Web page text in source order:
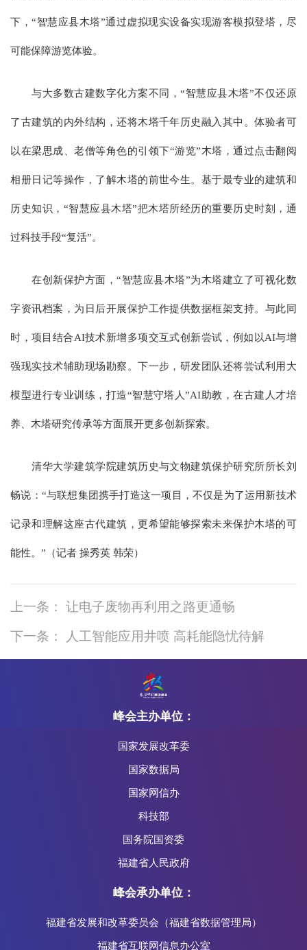
下，“智慧应县木塔”通过虚拟现实设备实现游客模拟登塔，尽
可能保障游览体验。
与大多数古建数字化方案不同，“智慧应县木塔”不仅还原
了古建筑的内外结构，还将木塔千年历史融入其中。体验者可
以在梁思成、老僧等角色的引领下“游览”木塔，通过点击翻阅
相册日记等操作，了解木塔的前世今生。基于最专业的建筑和
历史知识，“智慧应县木塔”把木塔所经历的重要历史时刻，通
过科技手段“复活”。
在创新保护方面，“智慧应县木塔”为木塔建立了可视化数
字资讯档案，为日后开展保护工作提供数据框架支持。与此同
时，项目结合AI技术新增多项交互式创新尝试，例如以AI与增
强现实技术辅助现场勘察。下一步，研发团队还将尝试利用大
模型进行专业训练，打造“智慧守塔人”AI助教，在古建人才培
养、木塔研究传承等方面展开更多创新探索。
清华大学建筑学院建筑历史与文物建筑保护研究所所长刘
畅说：“与联想集团携手打造这一项目，不仅是为了运用新技术
记录和理解这座古代建筑，更希望能够探索未来保护木塔的可
能性。”（记者 操秀英 韩荣）
上一条： 让电子废物再利用之路更通畅
下一条： 人工智能应用井喷 高耗能隐忧待解
峰会主办单位：
国家发展改革委
国家数据局
国家网信办
科技部
国务院国资委
福建省人民政府
峰会承办单位：
福建省发展和改革委员会（福建省数据管理局）
福建省互联网信息办公室